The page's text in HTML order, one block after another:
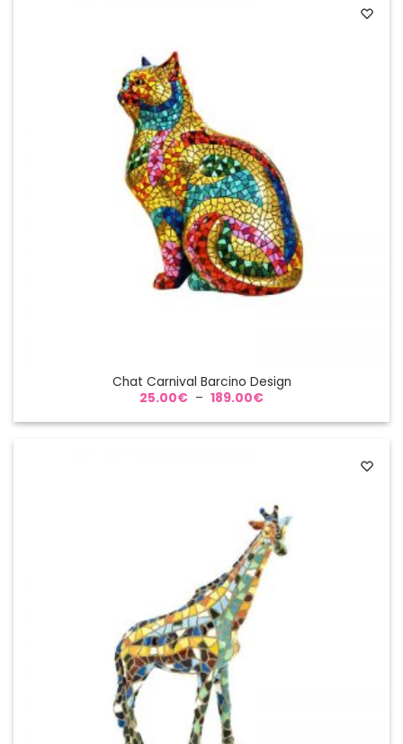
Chat Carnival Barcino Design
25.00€ – 189.00€
prix :